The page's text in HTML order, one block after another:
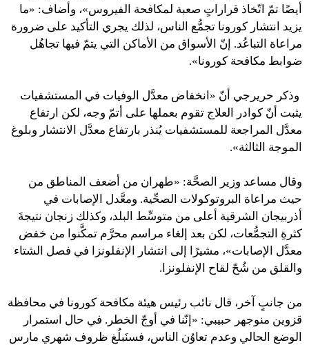
أيضًا تمّ اتّخاذ قراراتٍ صعبة لمكافحة الفيروس»، وأضاف: «ما
يزيد انتشار كورونا تجمُّع الناس، لذلك يجري التأكيد على ضرورة
مراعاة التباعُد. إنّ الأسواق من الأماكن التي يتمّ فيها تجاهُل
ضوابط مكافحة كورونا».
وذكر حريرجي أنّ «انخفاض معدَّل الوفيات في المستشفيات
يثبت أنّ كوادر العلاج تقوم بعملها على أتمّ وجه، لكن ارتفاع
معدَّل المراجعة للمستشفيات يُنذر بارتفاع معدَّل الانتشار وبلوغ
الموجة الثالثة».
وقال مساعد وزير الصحَّة: «طهران من أضعف المناطق من
حيث مراعاة البروتوكولات الصحِّية. ومعَّدل الإصابات في
أذربيجان الشرقية أعلى من متوسِّط البلد، وكذلك زنجان نتيجةَ
كثرةِ التجمُّعات، لكن بعد إلغاء مراسم محرَّم تمكَّنوا من خفض
معدَّل الإصابات»، مشيرًا إلى انتشار الإنفلونزا في فصل الشتاء
والقلق من شُحّ لقاح الإنفلونزا.
من جانبٍ آخر، قال نائب رئيس هيئة مكافحة كورونا في محافظة
قزوين منوجهر حبيبي: «إنّنا في أوجّ الخطر. في حال استمرار
الوضع الحالي وعدم تعاوُن الناس، فسنَبلُغ ظروف شهري مارس